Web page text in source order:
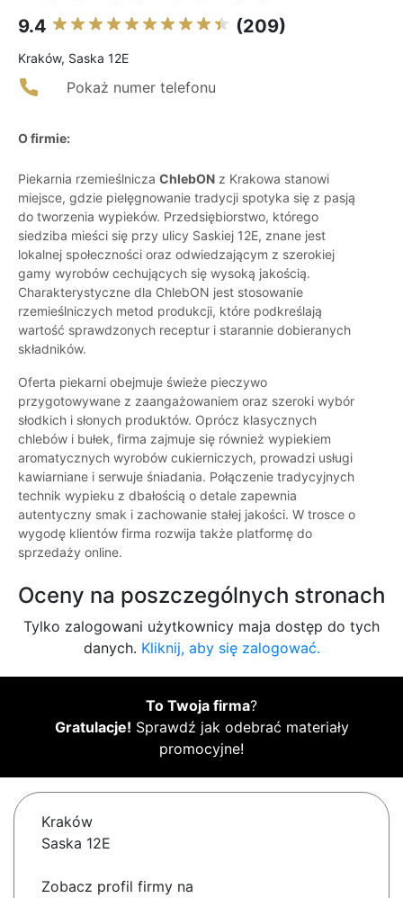
9.4 (209)
Kraków, Saska 12E
Pokaż numer telefonu
O firmie:
Piekarnia rzemieślnicza ChlebON z Krakowa stanowi
miejsce, gdzie pielęgnowanie tradycji spotyka się z pasją
do tworzenia wypieków. Przedsiębiorstwo, którego
siedziba mieści się przy ulicy Saskiej 12E, znane jest
lokalnej społeczności oraz odwiedzającym z szerokiej
gamy wyrobów cechujących się wysoką jakością.
Charakterystyczne dla ChlebON jest stosowanie
rzemieślniczych metod produkcji, które podkreślają
wartość sprawdzonych receptur i starannie dobieranych
składników.
Oferta piekarni obejmuje świeże pieczywo
przygotowywane z zaangażowaniem oraz szeroki wybór
słodkich i słonych produktów. Oprócz klasycznych
chlebów i bułek, firma zajmuje się również wypiekiem
aromatycznych wyrobów cukierniczych, prowadzi usługi
kawiarniane i serwuje śniadania. Połączenie tradycyjnych
technik wypieku z dbałością o detale zapewnia
autentyczny smak i zachowanie stałej jakości. W trosce o
wygodę klientów firma rozwija także platformę do
sprzedaży online.
Oceny na poszczególnych stronach
Tylko zalogowani użytkownicy maja dostęp do tych
danych. Kliknij, aby się zalogować.
To Twoja firma?
Gratulacje! Sprawdź jak odebrać materiały
promocyjne!
Kraków
Saska 12E
Zobacz profil firmy na